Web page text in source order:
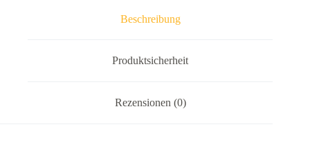
Beschreibung
Produktsicherheit
Rezensionen (0)